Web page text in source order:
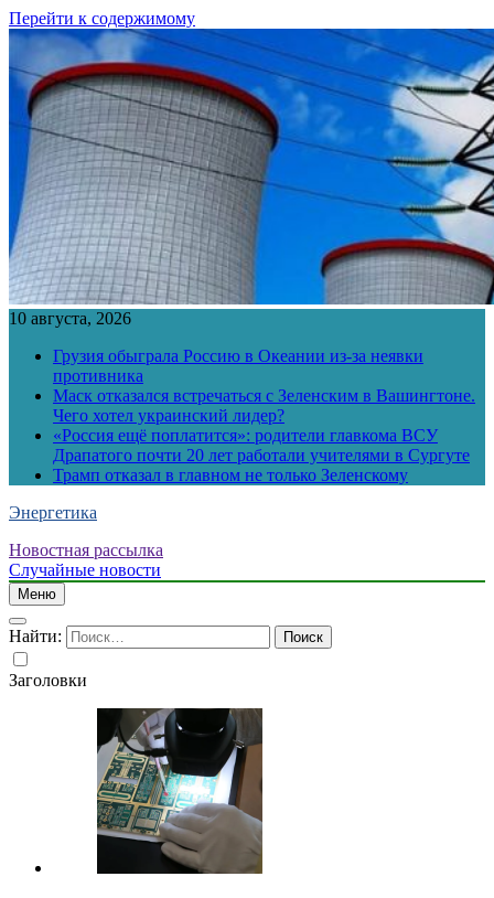
Перейти к содержимому
10 августа, 2026
Грузия обыграла Россию в Океании из-за неявки
противника
Маск отказался встречаться с Зеленским в Вашингтоне.
Чего хотел украинский лидер?
«Россия ещё поплатится»: родители главкома ВСУ
Драпатого почти 20 лет работали учителями в Сургуте
Трамп отказал в главном не только Зеленскому
Энергетика
Новостная рассылка
Случайные новости
Меню
Найти:
Заголовки